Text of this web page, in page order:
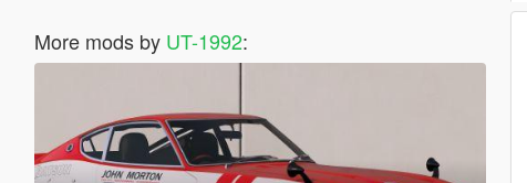
More mods by UT-1992: